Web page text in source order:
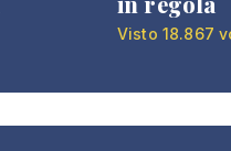
Visto 18.867